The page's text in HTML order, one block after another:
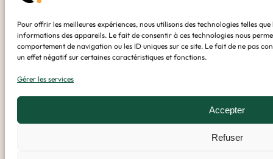
Pour offrir les meilleures expériences, nous utilisons des technologies telles
informations des appareils. Le fait de consentir à ces technologies nous
comportement de navigation ou les ID uniques sur ce site. Le fait de ne pas
un effet négatif sur certaines caractéristiques et fonctions.
Gérer les services
Accepter
Refuser